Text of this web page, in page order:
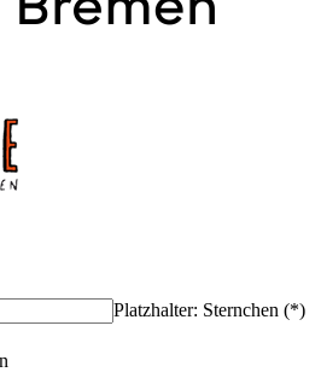
Platzhalter: Sternchen (*)